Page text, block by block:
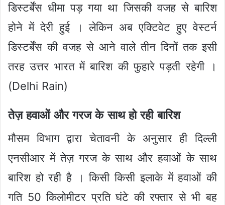
डिस्टर्बेंस धीमा पड़ गया था जिसकी वजह से बारिश
होने में देरी हुई । लेकिन अब एक्टिवेट हुए वेस्टर्न
डिस्टर्बेंस की वजह से आने वाले तीन दिनों तक इसी
तरह उत्तर भारत में बारिश की फुहारे पड़ती रहेगी ।
(Delhi Rain)
तेज़ हवाओं और गरज के साथ हो रही बारिश
मौसम विभाग द्वारा चेतावनी के अनुसार ही दिल्ली
एनसीआर में तेज़ गरज के साथ और हवाओं के साथ
बारिश हो रही है । किसी किसी इलाके में हवाओं की
गति 50 किलोमीटर प्रति घंटे की रफ्तार से भी बह